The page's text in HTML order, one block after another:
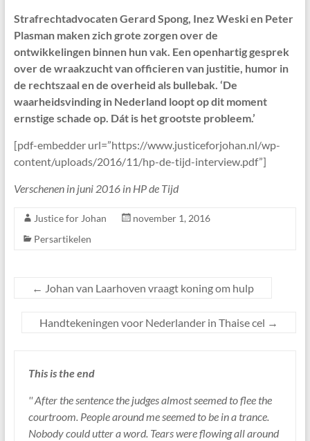
Strafrechtadvocaten Gerard Spong, Inez Weski en Peter
Plasman maken zich grote zorgen over de
ontwikkelingen binnen hun vak. Een openhartig gesprek
over de wraakzucht van officieren van justitie, humor in
de rechtszaal en de overheid als bullebak. ‘De
waarheidsvinding in Nederland loopt op dit moment
ernstige schade op. Dát is het grootste probleem.’
[pdf-embedder url=”https://www.justiceforjohan.nl/wp-
content/uploads/2016/11/hp-de-tijd-interview.pdf”]
Verschenen in juni 2016 in HP de Tijd
Justice for Johan
november 1, 2016
Persartikelen
← Johan van Laarhoven vraagt koning om hulp
Handtekeningen voor Nederlander in Thaise cel →
This is the end
'' After the sentence the judges almost seemed to flee the
courtroom. People around me seemed to be in a trance.
Nobody could utter a word. Tears were flowing all around